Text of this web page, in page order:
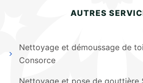
AUTRES
Nettoyage et démoussage de
Consorce
Nettoyage et pose de gouttière